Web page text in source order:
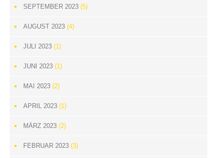
SEPTEMBER 2023 (5)
AUGUST 2023 (4)
JULI 2023 (1)
JUNI 2023 (1)
MAI 2023 (2)
APRIL 2023 (1)
MÄRZ 2023 (2)
FEBRUAR 2023 (3)